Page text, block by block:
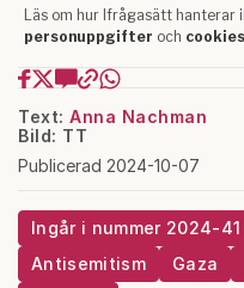
Text: Anna Nachman
Bild: TT
Publicerad 2024-10-07
Ingår i nummer 2024-41
Antisemitism
Gaza